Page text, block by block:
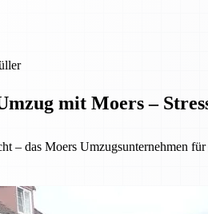
mit Moers –
– das Moers Umzugsunternehmen